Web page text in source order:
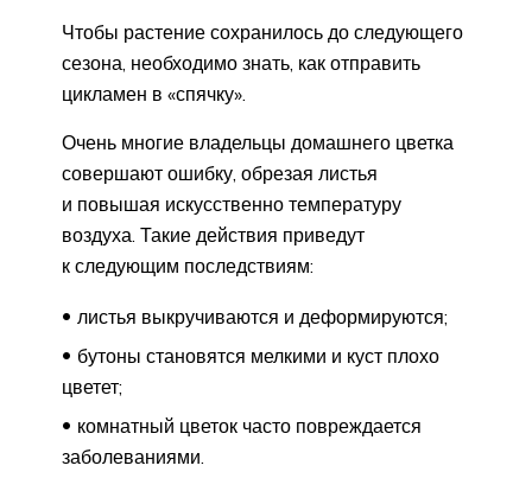
Чтобы растение сохранилось до следующего
сезона, необходимо знать, как отправить
цикламен в «спячку».
Очень многие владельцы домашнего цветка
совершают ошибку, обрезая листья
и повышая искусственно температуру
воздуха. Такие действия приведут
к следующим последствиям:
листья выкручиваются и деформируются;
бутоны становятся мелкими и куст плохо
цветет;
комнатный цветок часто повреждается
заболеваниями.